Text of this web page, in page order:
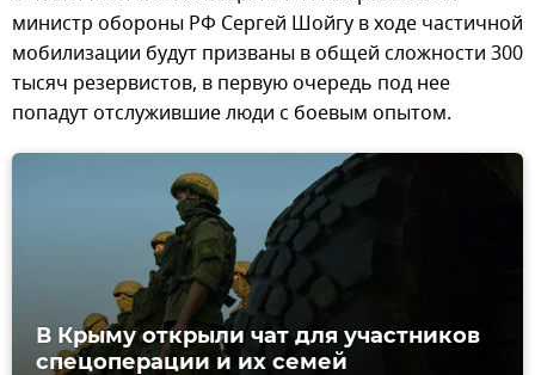
министр обороны РФ Сергей Шойгу в ходе частичной
мобилизации будут призваны в общей сложности 300
тысяч резервистов, в первую очередь под нее
попадут отслужившие люди с боевым опытом.
В Крыму открыли чат для участников
спецоперации и их семей